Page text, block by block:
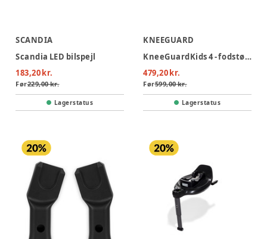
SCANDIA
Scandia LED bilspejl
183,20 kr.
Før229,00 kr.
Lagerstatus
KNEEGUARD
KneeGuardKids 4 - fodstøtte til bil
479,20 kr.
Før599,00 kr.
Lagerstatus